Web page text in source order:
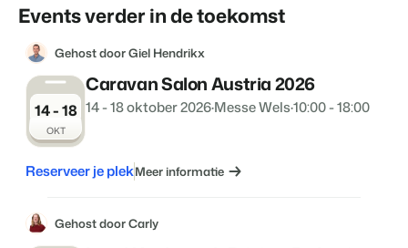
Events verder in de toekomst
Gehost door Giel Hendrikx
14 - 18
OKT
Caravan Salon Austria 2026
14 - 18 oktober 2026·Messe Wels·10:00 - 18:00
Reserveer je plekMeer informatie
Gehost door Carly